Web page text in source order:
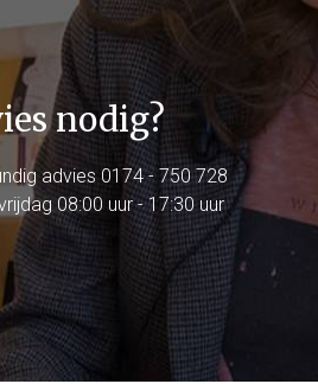
nodig?
advies 0174 - 750 728
08:00 uur - 17:30 uur